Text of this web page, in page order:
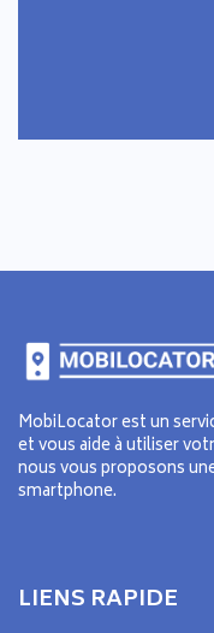
MobiLocator est un
et vous aide à utiliser
nous vous proposons
smartphone.
LIENS RAPIDE